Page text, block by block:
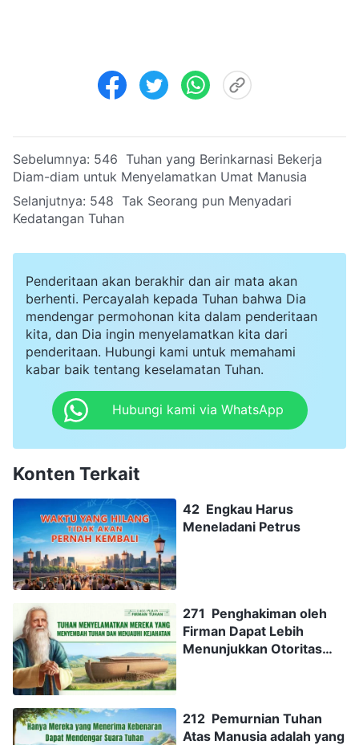
Sebelumnya: 546 Tuhan yang Berinkarnasi Bekerja
Diam-diam untuk Menyelamatkan Umat Manusia
Selanjutnya: 548 Tak Seorang pun Menyadari
Kedatangan Tuhan
Penderitaan akan berakhir dan air mata akan
berhenti. Percayalah kepada Tuhan bahwa Dia
mendengar permohonan kita dalam penderitaan
kita, dan Dia ingin menyelamatkan kita dari
penderitaan. Hubungi kami untuk memahami
kabar baik tentang keselamatan Tuhan.
Hubungi kami via WhatsApp
Konten Terkait
42 Engkau Harus
Meneladani Petrus
271 Penghakiman oleh
Firman Dapat Lebih
Menunjukkan Otoritas
212 Pemurnian Tuhan
Atas Manusia adalah yang